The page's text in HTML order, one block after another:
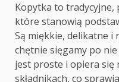
Kopytka to tradycyjne,
które stanowią
Są miękkie, delikatne i
chętnie sięgamy po
jest proste i opiera się
składnikach, co